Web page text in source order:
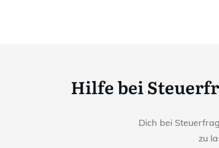
Hilfe bei
Dich bei
zu